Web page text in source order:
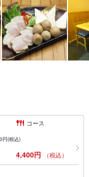
コース
円(税込)
4,400円 （税込）